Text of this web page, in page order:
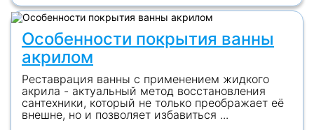
Особенности покрытия ванны
акрилом
Реставрация ванны с применением жидкого
акрила - актуальный метод восстановления
сантехники, который не только преображает её
внешне, но и позволяет избавиться ...